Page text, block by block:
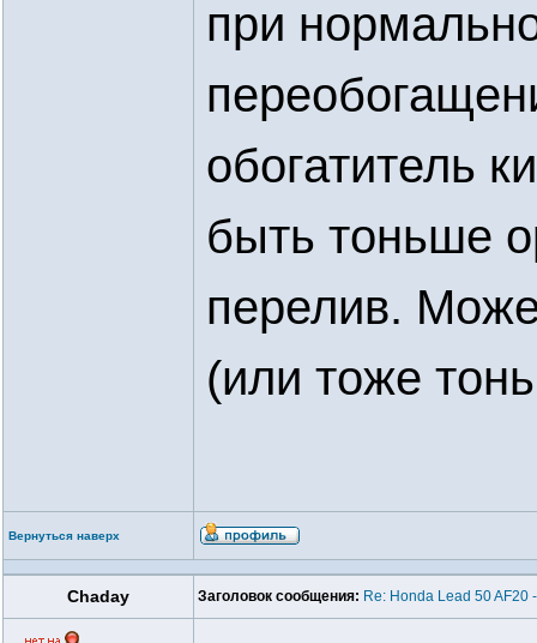
при
обогатитель
быть тоньше
перелив.
(или тоже
Вернуться наверх
Chaday Заголовок сообщения: Re: Honda Lead 50